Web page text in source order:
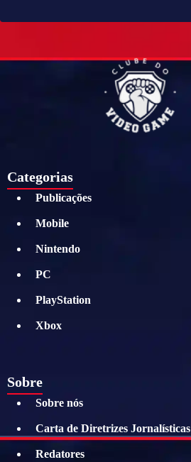
Categorias
Publicações
Mobile
Nintendo
PC
PlayStation
Xbox
Sobre
Sobre nós
Carta de Diretrizes Jornalísticas
Redatores